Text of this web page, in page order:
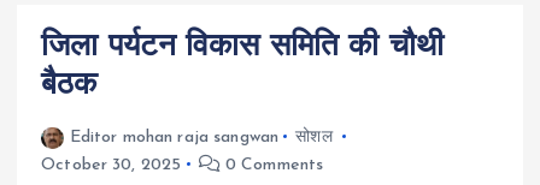
जिला पर्यटन विकास समिति की चौथी
बैठक
Editor mohan raja sangwan
सोशल
October 30, 2025
0 Comments